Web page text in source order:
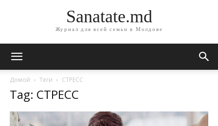
Sanatate.md
Журнал для всей семьи в Молдове
Домой Теги СТРЕСС
Tag: СТРЕСС